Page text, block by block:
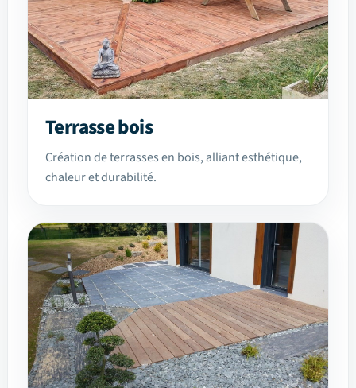
Terrasse bois
Création de terrasses en bois, alliant esthétique,
chaleur et durabilité.